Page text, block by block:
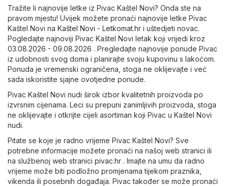
Tražite li najnovije letke iz Pivac Kaštel Novi? Onda ste na
pravom mjestu! Uvijek možete pronaći najnovije letke Pivac
Kaštel Novi na Kaštel Novi - Letkomat.hr i uštedjeti novac.
Pogledajte najnoviji Pivac Kaštel Novi letak koji vrijedi kroz
03.08.2026 - 09.08.2026 . Pregledajte najnovije ponude Pivac
iz udobnosti svog doma i planirajte svoju kupovinu s lakoćom.
Ponuda je vremenski ograničena, stoga ne oklijevajte i već
sada iskoristite sjajne ovotjedne ponude.
Pivac Kaštel Novi nudi širok izbor kvalitetnih proizvoda po
izvrsnim cijenama. Leci su prepuni zanimljivih proizvoda, stoga
ne oklijevajte i otkrijte cijeli asortiman koji Pivac u Kaštel Novi
nudi.
Pitate se koje je radno vrijeme Pivac Kaštel Novi? Sve
potrebne informacije možete pronaći na našoj web stranici ili
na službenoj web stranici pivac.hr . Imajte na umu da radno
vrijeme može biti podložno promjenama tijekom praznika,
vikenda ili posebnih događaja. Pivac također se može pronaći